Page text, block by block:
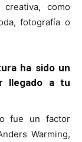
como
fotografía o
ha sido un
llegado a tu
fue un factor
Warming,